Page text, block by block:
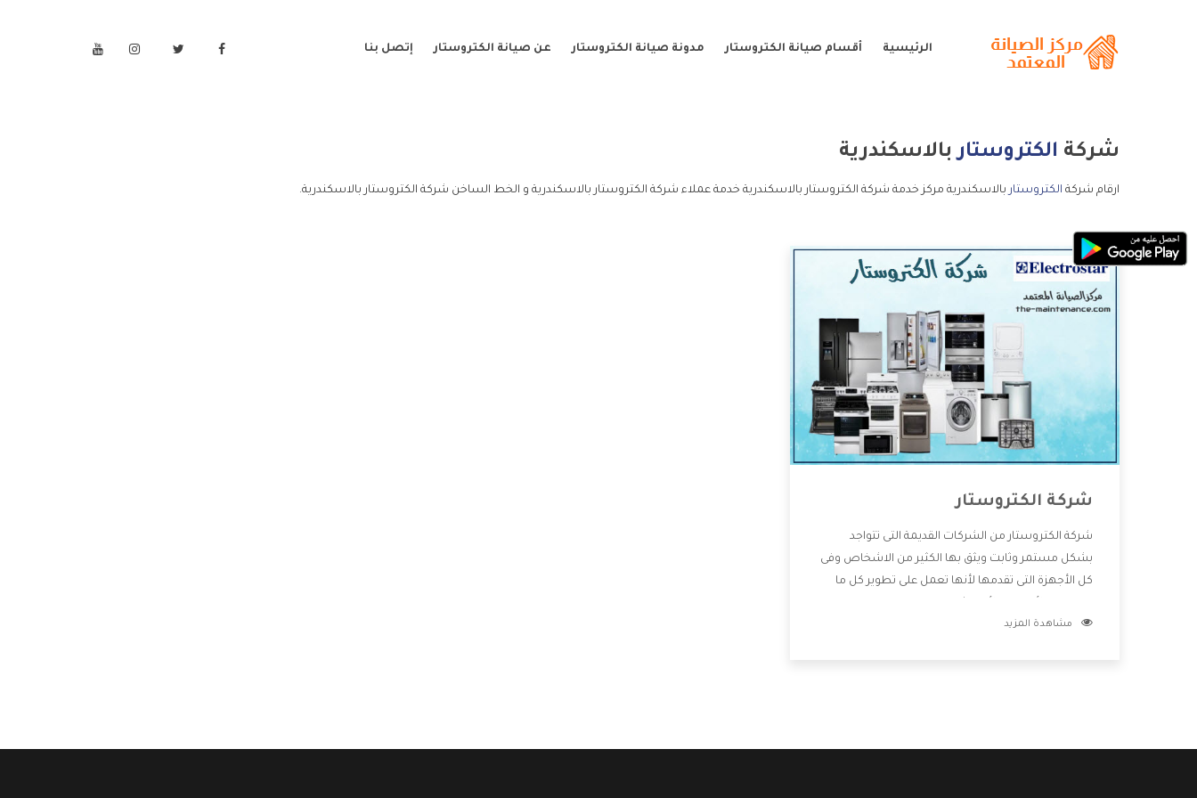
الرئيسية أقسام صيانة الكتروستار مدونة صيانة الكتروستار عن صيانة الكتروستار إتصل بنا
شركة الكتروستاربالاسكندرية
ارقام شركة الكتروستار بالاسكندرية مركز خدمة شركة الكتروستار بالاسكندرية خدمة عملاء شركة الكتروستار بالاسكندرية و الخط الساخن شركة الكتروستار بالاسكندرية.
شركة الكتروستار
شركة الكتروستار من الشركات القديمة التى تتواجد
بشكل مستمر وثابت ويثق بها الكثير من الاشخاص وفى
كل الأجهزة التى تقدمها لأنها تعمل على تطوير كل ما
أفضل خدمات ما بعد البيع مع المنتجات وتقدم للعملاء
مشاهدة المزيد